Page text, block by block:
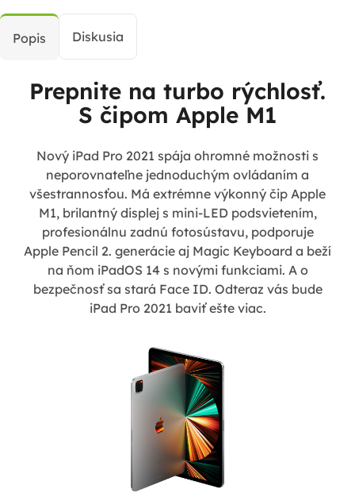
Popis Diskusia
Prepnite na turbo rýchlosť.
S čipom Apple M1
Nový iPad Pro 2021 spája ohromné možnosti s
neporovnateľne jednoduchým ovládaním a
všestrannosťou. Má extrémne výkonný čip Apple
M1, brilantný displej s mini-LED podsvietením,
profesionálnu zadnú fotosústavu, podporuje
Apple Pencil 2. generácie aj Magic Keyboard a beží
na ňom iPadOS 14 s novými funkciami. A o
bezpečnosť sa stará Face ID. Odteraz vás bude
iPad Pro 2021 baviť ešte viac.